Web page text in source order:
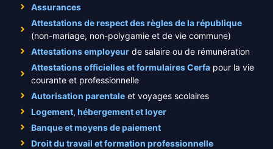
Assurances
Attestations de respect des règles de la république
(non-mariage, non-polygamie et de vie commune)
Attestations employeur de salaire ou de rémunération
Attestations officielles et formulaires Cerfa pour la vie
courante et professionnelle
Autorisation parentale et voyages scolaires
Logement, hébergement et loyer
Banque et moyens de paiement
Droit du travail et formation professionnelle